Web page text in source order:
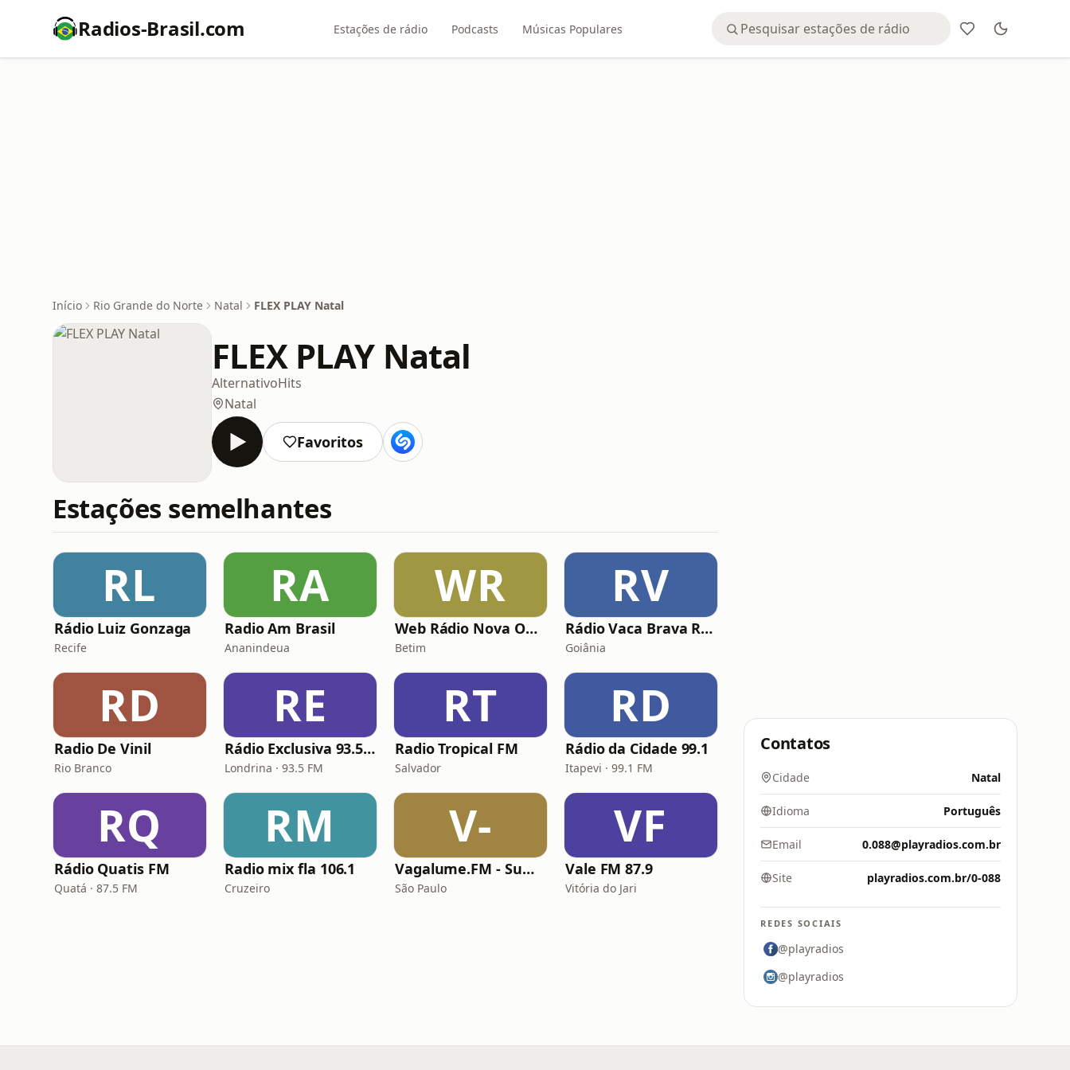
Radios-Brasil.com Estações de rádio Podcasts Músicas Populares
Início Rio Grande do Norte Natal FLEX PLAY Natal
FLEX PLAY Natal
AlternativoHits
Natal
Favoritos
Estações semelhantes
RL
Rádio Luiz Gonzaga
Recife
RA
Radio Am Brasil
Ananindeua
WR
Web Rádio Nova Onda
Betim
RV
Rádio Vaca Brava Rock
Goiânia
RD
Radio De Vinil
Rio Branco
RE
Rádio Exclusiva 93.5 FM
Londrina · 93.5 FM
RT
Radio Tropical FM
Salvador
RD
Rádio da Cidade 99.1
Itapevi · 99.1 FM
RQ
Rádio Quatis FM
Quatá · 87.5 FM
RM
Radio mix fla 106.1
Cruzeiro
V-
Vagalume.FM - Summer
São Paulo
VF
Vale FM 87.9
Vitória do Jari
Contatos
Cidade Natal
Idioma Português
Email 0.088@playradios.com.br
Site playradios.com.br/0-088
REDES SOCIAIS
@playradios
@playradios